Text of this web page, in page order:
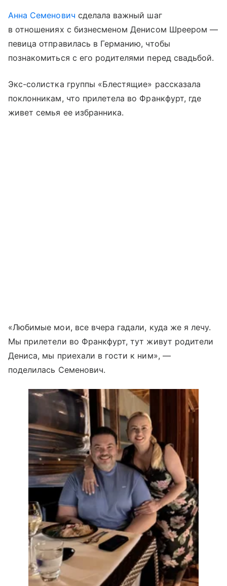
Анна Семенович сделала важный шаг
в отношениях с бизнесменом Денисом Шреером —
певица отправилась в Германию, чтобы
познакомиться с его родителями перед свадьбой.
Экс-солистка группы «Блестящие» рассказала
поклонникам, что прилетела во Франкфурт, где
живет семья ее избранника.
«Любимые мои, все вчера гадали, куда же я лечу.
Мы прилетели во Франкфурт, тут живут родители
Дениса, мы приехали в гости к ним», —
поделилась Семенович.